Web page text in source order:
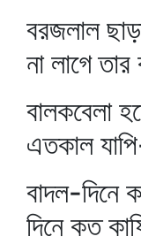
বরজলাল
না লাগে
বালকবেলা
এতকাল
বাদল-দিনে
দিনে কত